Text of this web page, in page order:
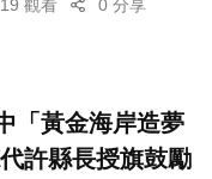
觀看 0 分享
「黃金海岸造夢
許縣長授旗鼓勵
+ 37
科技新知